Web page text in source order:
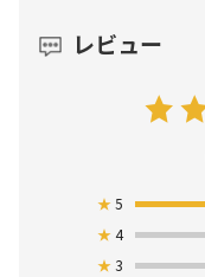
レビュー
★5
★4
★3